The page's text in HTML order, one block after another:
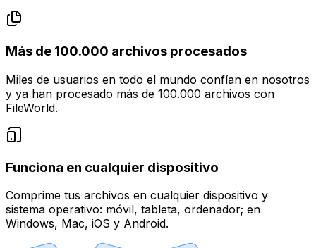
Más de 100.000 archivos procesados
Miles de usuarios en todo el mundo confían en nosotros
y ya han procesado más de 100.000 archivos con
FileWorld.
Funciona en cualquier dispositivo
Comprime tus archivos en cualquier dispositivo y
sistema operativo: móvil, tableta, ordenador; en
Windows, Mac, iOS y Android.